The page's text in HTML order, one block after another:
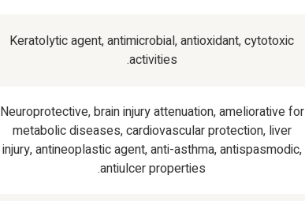
Keratolytic agent, antimicrobial, antioxidant, cytotoxic
activities.
Neuroprotective, brain injury attenuation, ameliorative for
metabolic diseases, cardiovascular protection, liver
injury, antineoplastic agent, anti-asthma, antispasmodic,
antiulcer properties.